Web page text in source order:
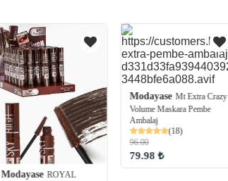
Modayase ROYAL
Modayase Mt Extra Crazy
Volume Maskara Pembe
Ambalaj
(18)
96.00
79.98 ₺